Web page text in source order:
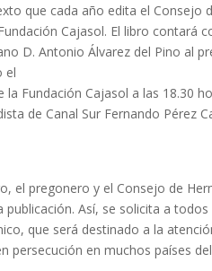
que cada año edita el Consejo
Cajasol. El libro contará
D. Antonio Álvarez del Pino al
el
la Fundación Cajasol a las 18.30
de Canal Sur Fernando Pérez
el pregonero y el Consejo de
publicación. Así, se solicita a
que será destinado a la
persecución en muchos países